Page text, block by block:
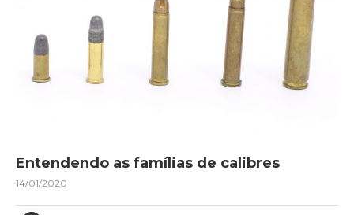
Entendendo as famílias de calibres
14/01/2020